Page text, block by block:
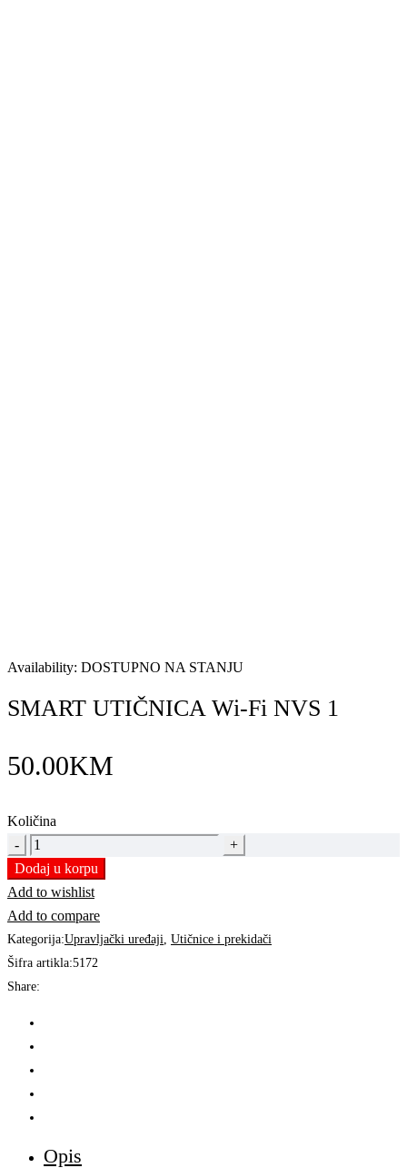
Availability: DOSTUPNO NA STANJU
SMART UTIČNICA Wi-Fi NVS 1
50.00KM
Količina
SMART
UTIČNICA
Wi-
Fi
NVS
1
quantity
Dodaj u korpu
Add to wishlist
Add to compare
Kategorija:Upravljački uređaji Utičnice i prekidači
Šifra artikla:5172
Share:
Opis